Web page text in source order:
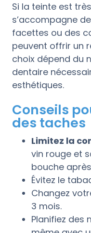
Si la teinte est
s’accompagne
facettes ou des
peuvent offrir un
choix dépend du
dentaire
esthétiques.
Conseils
des taches
Limitez la
vin rouge et
bouche
Évitez le
Changez
3 mois.
Planifiez des